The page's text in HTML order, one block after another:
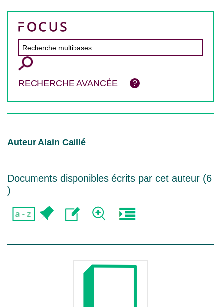
RECHERCHE AVANCÉE
Auteur Alain Caillé
Documents disponibles écrits par cet auteur (6
)